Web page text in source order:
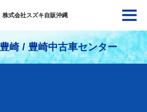
株式会社スズキ自販沖縄
崎 / 豊崎中古車センター